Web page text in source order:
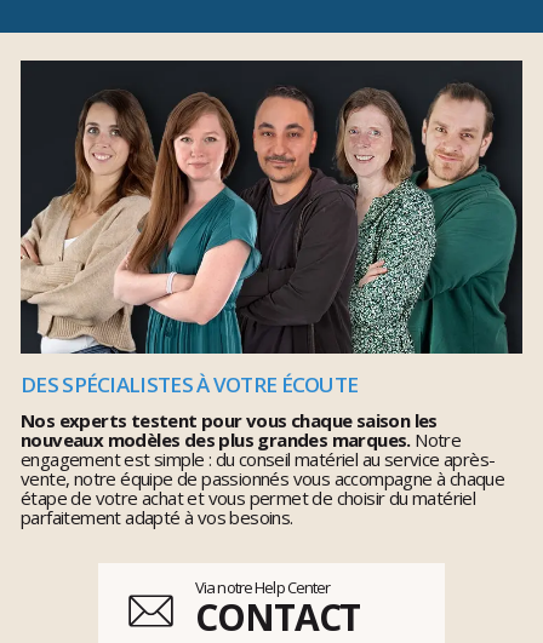
DES SPÉCIALISTES À VOTRE ÉCOUTE
Nos experts testent pour vous chaque saison les
nouveaux modèles des plus grandes marques.Notre
engagement est simple : du conseil matériel au service après-
vente, notre équipe de passionnés vous accompagne à chaque
étape de votre achat et vous permet de choisir du matériel
parfaitement adapté à vos besoins.
Via notre Help Center
CONTACT